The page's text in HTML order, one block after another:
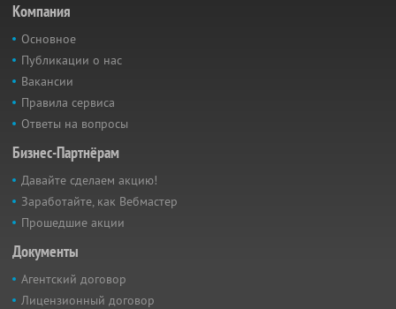
Компания
Основное
Публикации о нас
Вакансии
Правила сервиса
Ответы на вопросы
Бизнес-Партнёрам
Давайте сделаем акцию!
Заработайте, как Вебмастер
Прошедшие акции
Документы
Агентский договор
Лицензионный договор